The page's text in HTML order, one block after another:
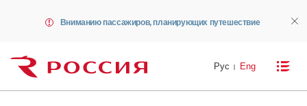
Вниманию пассажиров, планирующих путешествие
Рус Eng